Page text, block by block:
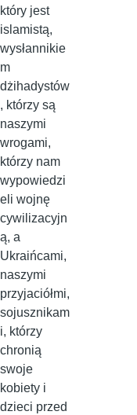
który jest
islamistą,
wysłannikie
m
dżihadystów
, którzy są
naszymi
wrogami,
którzy nam
wypowiedzi
eli wojnę
cywilizacyjn
ą, a
Ukraińcami,
naszymi
przyjaciółmi,
sojusznikam
i, którzy
chronią
swoje
kobiety i
dzieci przed